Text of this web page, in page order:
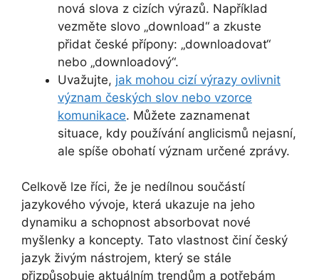
nová slova z cizích výrazů. Například
vezměte slovo „download“ a zkuste
přidat české přípony: „downloadovat“
nebo „downloadový“.
Uvažujte, jak mohou cizí výrazy ovlivnit
význam českých slov nebo vzorce
komunikace. Můžete zaznamenat
situace, kdy používání anglicismů nejasní,
ale spíše obohatí význam určené zprávy.
Celkově lze říci, že je nedílnou součástí
jazykového vývoje, která ukazuje na jeho
dynamiku a schopnost absorbovat nové
myšlenky a koncepty. Tato vlastnost činí český
jazyk živým nástrojem, který se stále
přizpůsobuje aktuálním trendům a potřebám